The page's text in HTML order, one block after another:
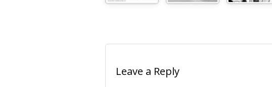
Leave a Reply